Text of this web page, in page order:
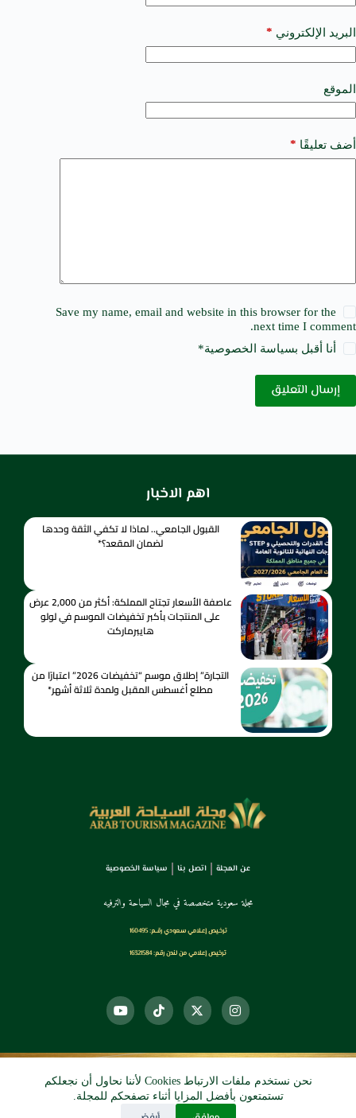
نحن نستخدم ملفات الارتباط Cookies لأننا نحاول أن نجعلكم
تستمتعون بأفضل المزايا أثناء تصفحكم للمجلة.
البريد الإلكتروني *
الموقع
أضف تعليقًا *
Save my name, email and website in this browser for the
next time I comment.
أنا أقبل بسياسة الخصوصية*
إرسال التعليق
a
t
i
e
:
اهم الاخبار
القبول الجامعي.. لماذا لا تكفي الثقة وحدها
لضمان المقعد؟*
عاصفة الأسعار تجتاح المملكة: أكثر من 2,000 عرض
على المنتجات بأكبر تخفيضات الموسم في لولو
هايبرماركت
التجارة” إطلاق موسم “تخفيضات 2026” اعتبارًا من
مطلع أغسطس المقبل ولمدة ثلاثة أشهر*
عن المجلة اتصل بنا سياسة الخصوصية
مجلة سعودية متخصصة في مجال السياحة والترفيه
ترخـيص إعـلامي سـعودي رقــم: 160495
ترخيص إعلامي من لندن رقم: 16321584
© 2026 دي آرو الرقمي